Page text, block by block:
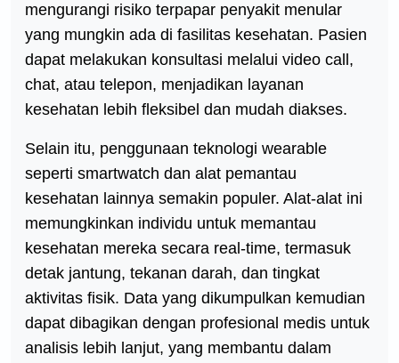
mengurangi risiko terpapar penyakit menular
yang mungkin ada di fasilitas kesehatan. Pasien
dapat melakukan konsultasi melalui video call,
chat, atau telepon, menjadikan layanan
kesehatan lebih fleksibel dan mudah diakses.
Selain itu, penggunaan teknologi wearable
seperti smartwatch dan alat pemantau
kesehatan lainnya semakin populer. Alat-alat ini
memungkinkan individu untuk memantau
kesehatan mereka secara real-time, termasuk
detak jantung, tekanan darah, dan tingkat
aktivitas fisik. Data yang dikumpulkan kemudian
dapat dibagikan dengan profesional medis untuk
analisis lebih lanjut, yang membantu dalam